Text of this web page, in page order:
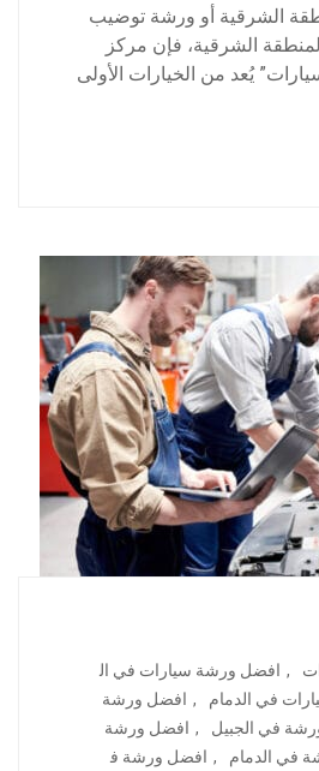
الشرقية أو ورشة توضيب
الشرقية، فإن مركز
يُعد من الخيارات الأولى
, افضل ورشة سيارات في ال
في الدمام , افضل ورشة
في الجبيل , افضل ورشة
في الدمام , افضل ورشة ف